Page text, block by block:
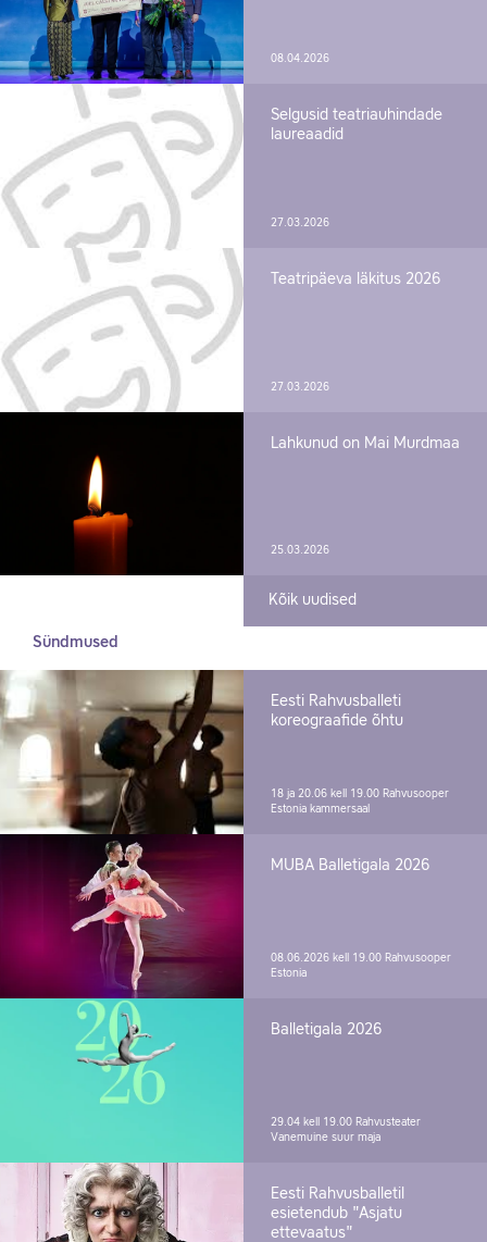
08.04.2026
Selgusid teatriauhindade
laureaadid
27.03.2026
Teatripäeva läkitus 2026
27.03.2026
Lahkunud on Mai Murdmaa
25.03.2026
Kõik uudised
Sündmused
Eesti Rahvusballeti
koreograafide õhtu
18 ja 20.06 kell 19.00 Rahvusooper
Estonia kammersaal
MUBA Balletigala 2026
08.06.2026 kell 19.00 Rahvusooper
Estonia
Balletigala 2026
29.04 kell 19.00 Rahvusteater
Vanemuine suur maja
Eesti Rahvusballetil
esietendub "Asjatu
ettevaatus"